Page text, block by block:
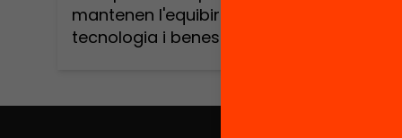
mantenen l'equibiri ideal entre
tecnologia i benestar?